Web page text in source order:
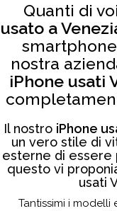
Quanti di
usato a
nostra
iPhone usati
Il nostro iPhone
un vero stile di
esterne di essere
questo vi
usati
Tantissimi i